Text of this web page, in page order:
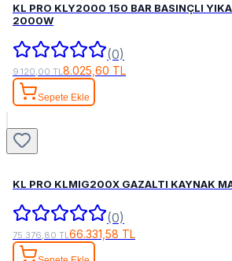
KL PRO KLY2000 150 BAR BASINÇLI
2000W
(0)
9.120,00 TL8.025,60 TL
Sepete Ekle
KL PRO KLMIG200X GAZALTI KAYNAK
(0)
75.376,80 TL 66.331,58 TL